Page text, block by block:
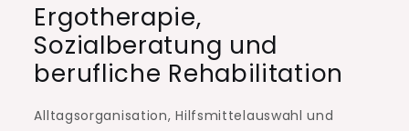
Ergotherapie,
Sozialberatung und
berufliche Rehabilitation
Alltagsorganisation, Hilfsmittelauswahl und